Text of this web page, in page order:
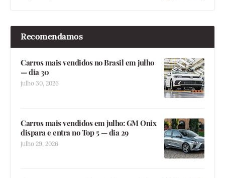
Recomendamos
Carros mais vendidos no Brasil em julho
— dia 30
julho 30, 2026
Carros mais vendidos em julho: GM Onix
dispara e entra no Top 5 — dia 29
julho 29, 2026